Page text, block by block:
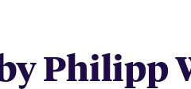
Philipp